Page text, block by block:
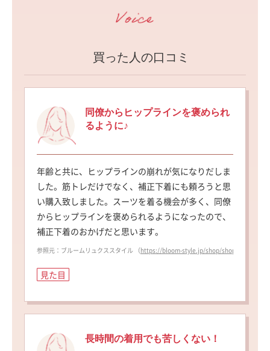
買った人の口コミ
同僚からヒップラインを褒められ
るように♪
年齢と共に、ヒップラインの崩れが気になりだしま
した。筋トレだけでなく、補正下着にも頼ろうと思
い購入致しました。スーツを着る機会が多く、同僚
からヒップラインを褒められるようになったので、
補正下着のおかげだと思います。
参照元：ブルームリュクススタイル （https://bloom-style.jp/shop/
見た目
長時間の着用でも苦しくない！